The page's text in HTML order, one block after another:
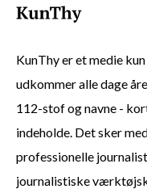
KunThy er et medie
udkommer alle dage
112-stof og navne -
indeholde. Det sker
professionelle
journalistiske